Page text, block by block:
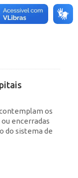
os
encerradas
do sistema de